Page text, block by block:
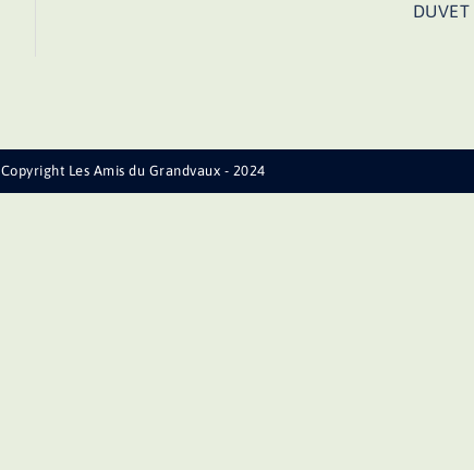
DUVET
Copyright Les Amis du Grandvaux - 2024